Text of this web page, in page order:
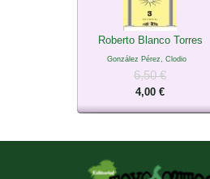
Roberto Blanco Torres
González Pérez, Clodio
6,50 €
4,00 €